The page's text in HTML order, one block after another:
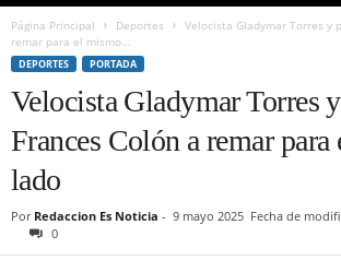
Página Principal Deportes
Velocista Gladymar Torres y
remar para el mismo...
DEPORTES PORTADA
Velocista Gladymar Torres
Frances Colón a remar
lado
Por Redaccion Es Noticia - 9 mayo 2025 Fecha de
0